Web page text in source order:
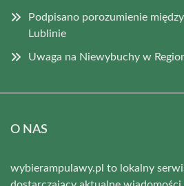
Podpisano porozumienie
Lublinie
Uwaga na Niewybuchy w
O NAS
wybierampulawy.pl to lokalny